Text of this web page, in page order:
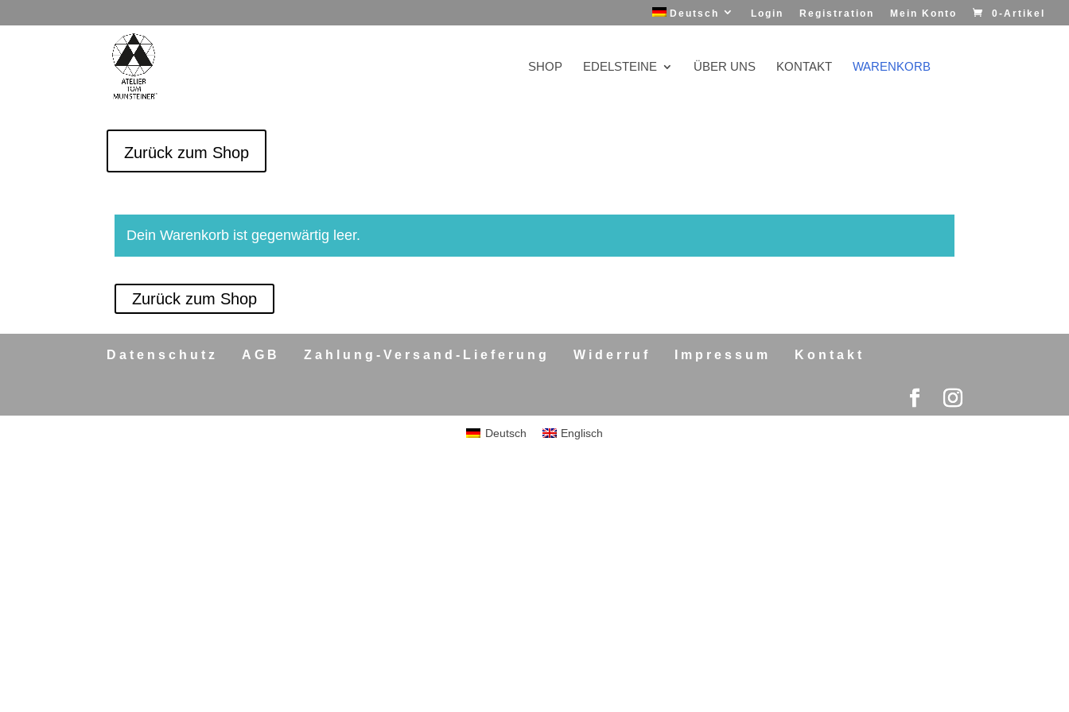
Deutsch Login Registration Mein Konto 0-Artikel
SHOP EDELSTEINE ÜBER UNS KONTAKT WARENKORB
Zurück zum Shop
Dein Warenkorb ist gegenwärtig leer.
Zurück zum Shop
Datenschutz AGB Zahlung-Versand-Lieferung Widerruf Impressum Kontakt
Deutsch Englisch